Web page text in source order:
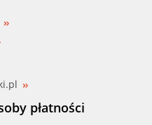
płatności